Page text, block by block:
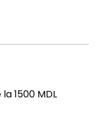
1500 MDL